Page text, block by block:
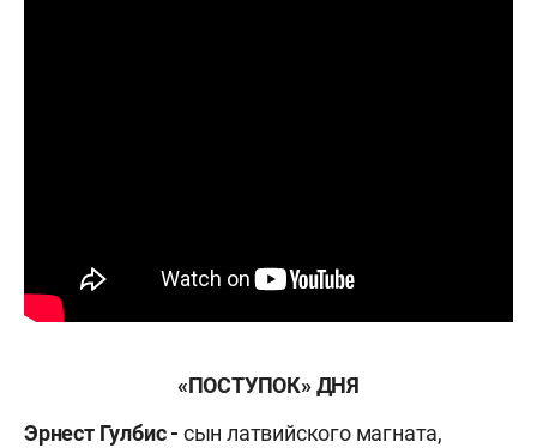
«ПОСТУПОК» ДНЯ
Эрнест Гулбис - сын латвийского магната,